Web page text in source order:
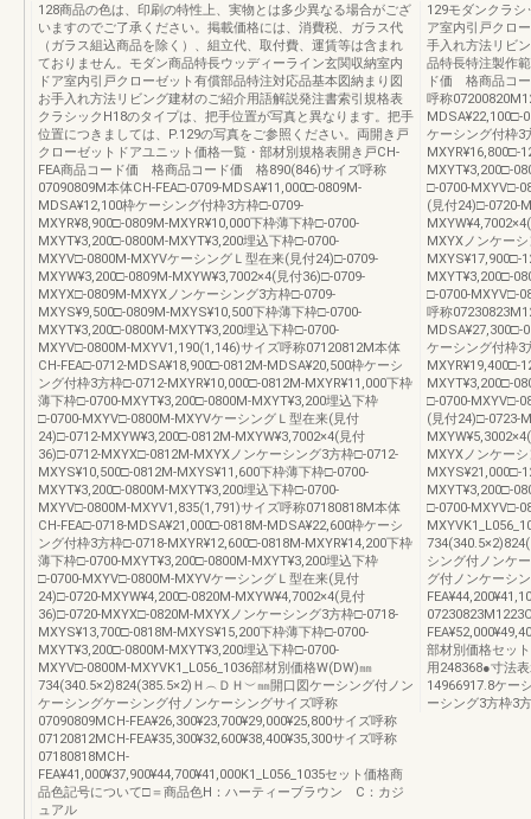
128商品の色は、印刷の特性上、実物とは多少異なる場合がござ
いますのでご了承ください。掲載価格には、消費税、ガラス代
（ガラス組込商品を除く）、組立代、取付費、運賃等は含まれ
ておりません。モダン商品特長ウッディーライン玄関収納室内
ドア室内引戸クローゼット有償部品特注対応品基本図納まり図
お手入れ方法リビング建材のご紹介用語解説発注書索引規格表
クラシックH18のタイプは、把手位置が写真と異なります。把手
位置につきましては、P.129の写真をご参照ください。両開き戸
クローゼットドアユニット価格一覧・部材別規格表開き戸CH-
FEA商品コード価 格商品コード価 格890(846)サイズ呼称
07090809M本体CH-FEA□-0709-MDSA¥11,000□-0809M-
MDSA¥12,100枠ケーシング付枠3方枠□-0709-
MXYR¥8,900□-0809M-MXYR¥10,000下枠薄下枠□-0700-
MXYT¥3,200□-0800M-MXYT¥3,200埋込下枠□-0700-
MXYV□-0800M-MXYVケーシングＬ型在来(見付24)□-0709-
MXYW¥3,200□-0809M-MXYW¥3,7002×4(見付36)□-0709-
MXYX□-0809M-MXYXノンケーシング3方枠□-0709-
MXYS¥9,500□-0809M-MXYS¥10,500下枠薄下枠□-0700-
MXYT¥3,200□-0800M-MXYT¥3,200埋込下枠□-0700-
MXYV□-0800M-MXYV1,190(1,146)サイズ呼称07120812M本体
CH-FEA□-0712-MDSA¥18,900□-0812M-MDSA¥20,500枠ケーシ
ング付枠3方枠□-0712-MXYR¥10,000□-0812M-MXYR¥11,000下枠
薄下枠□-0700-MXYT¥3,200□-0800M-MXYT¥3,200埋込下枠
□-0700-MXYV□-0800M-MXYVケーシングＬ型在来(見付
24)□-0712-MXYW¥3,200□-0812M-MXYW¥3,7002×4(見付
36)□-0712-MXYX□-0812M-MXYXノンケーシング3方枠□-0712-
MXYS¥10,500□-0812M-MXYS¥11,600下枠薄下枠□-0700-
MXYT¥3,200□-0800M-MXYT¥3,200埋込下枠□-0700-
MXYV□-0800M-MXYV1,835(1,791)サイズ呼称07180818M本体
CH-FEA□-0718-MDSA¥21,000□-0818M-MDSA¥22,600枠ケーシ
ング付枠3方枠□-0718-MXYR¥12,600□-0818M-MXYR¥14,200下枠
薄下枠□-0700-MXYT¥3,200□-0800M-MXYT¥3,200埋込下枠
□-0700-MXYV□-0800M-MXYVケーシングＬ型在来(見付
24)□-0720-MXYW¥4,200□-0820M-MXYW¥4,7002×4(見付
36)□-0720-MXYX□-0820M-MXYXノンケーシング3方枠□-0718-
MXYS¥13,700□-0818M-MXYS¥15,200下枠薄下枠□-0700-
MXYT¥3,200□-0800M-MXYT¥3,200埋込下枠□-0700-
MXYV□-0800M-MXYVK1_L056_1036部材別価格W(DW)㎜
734(340.5×2)824(385.5×2)Ｈ︵ＤＨ︶㎜開口図ケーシング付ノン
ケーシングケーシング付ノンケーシングサイズ呼称
07090809MCH-FEA¥26,300¥23,700¥29,000¥25,800サイズ呼称
07120812MCH-FEA¥35,300¥32,600¥38,400¥35,300サイズ呼称
07180818MCH-
FEA¥41,000¥37,900¥44,700¥41,000K1_L056_1035セット価格商
品色記号について□＝商品色H：ハーティーブラウン C：カジ
ュアル
129モダンクラ
ア室内引戸クロ
手入れ方法リビ
品特長特注製作
ド価 格商品コ
呼称
MDSA¥22,100□-
ケーシング付枠3
MXYR¥16,800□-
MXYT¥3,200□-
□-0700-MXYV□-
(見付24)□-0720-
MXYXノンケー
MXYS¥17,900□-
MXYT¥3,200□-
□-0700-MXYV□-
呼称
MDSA¥27,300□-
ケーシング付枠3
MXYR¥19,400□-
MXYT¥3,200□-
□-0700-MXYV□-
(見付24)□-0723-
MXYXノンケー
MXYS¥21,000□-
MXYT¥3,200□-
□-0700-MXYV□-
シング付ノンケ
グ付ノンケーシ
部材別価格セッ
用248368●寸法
14966917.8ケー
ーシング3方枠3